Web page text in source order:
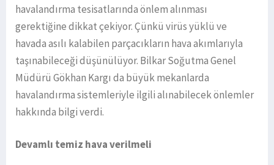
havalandırma tesisatlarında önlem alınması
gerektiğine dikkat çekiyor. Çünkü virüs yüklü ve
havada asılı kalabilen parçacıkların hava akımlarıyla
taşınabileceği düşünülüyor. Bilkar Soğutma Genel
Müdürü Gökhan Kargı da büyük mekanlarda
havalandırma sistemleriyle ilgili alınabilecek önlemler
hakkında bilgi verdi.
Devamlı temiz hava verilmeli